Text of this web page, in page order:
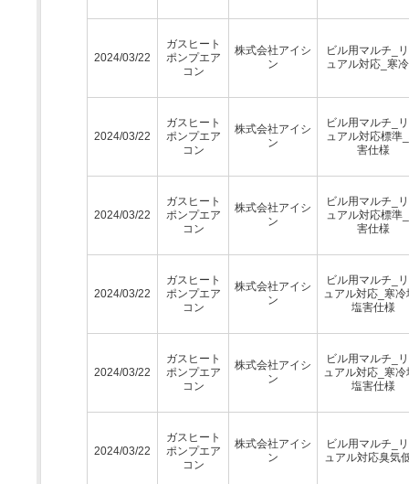
2024/03/22
ガスヒート
ポンプエア
コン
株式会社アイシ
ン
ビル用マルチ_
ュアル対応_寒
2024/03/22
ガスヒート
ポンプエア
コン
株式会社アイシ
ン
ビル用マルチ_
ュアル対応標準
害仕様
2024/03/22
ガスヒート
ポンプエア
コン
株式会社アイシ
ン
ビル用マルチ_
ュアル対応標準
害仕様
2024/03/22
ガスヒート
ポンプエア
コン
株式会社アイシ
ン
ビル用マルチ_
ュアル対応_寒冷
塩害仕様
2024/03/22
ガスヒート
ポンプエア
コン
株式会社アイシ
ン
ビル用マルチ_
ュアル対応_寒冷
塩害仕様
2024/03/22
ガスヒート
ポンプエア
コン
株式会社アイシ
ン
ビル用マルチ_
ュアル対応臭気